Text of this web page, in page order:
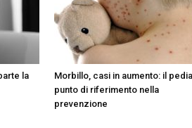
la
Morbillo, casi in aumento: il
punto di riferimento nella
prevenzione